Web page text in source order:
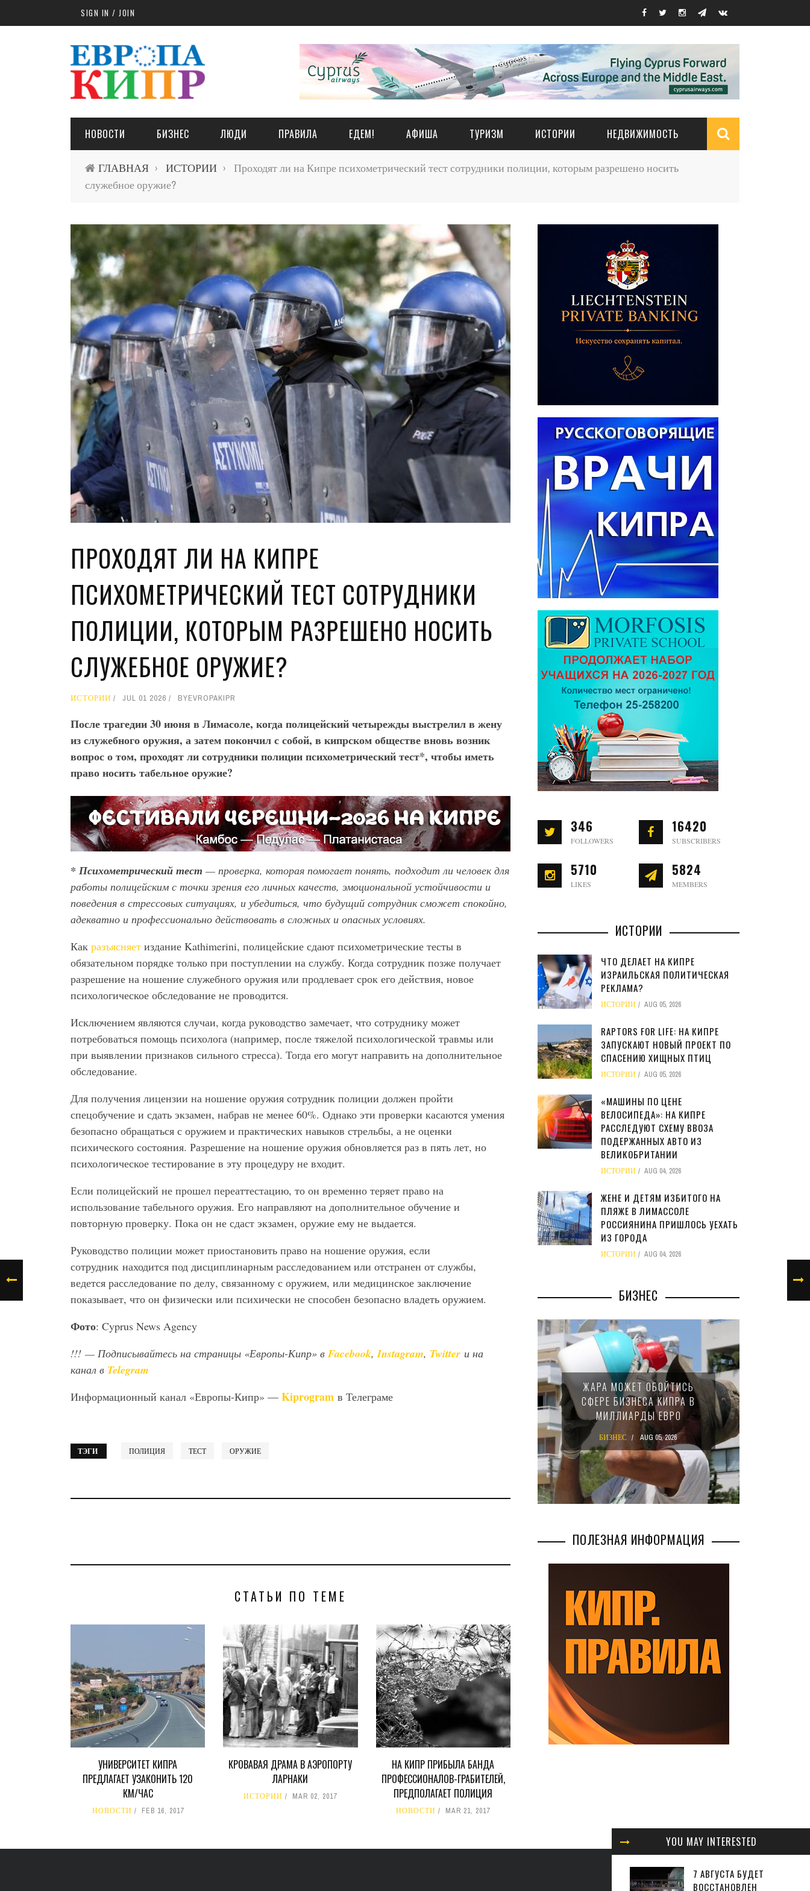
Skip to main contentSIGN IN / JOIN
НОВОСТИ БИЗНЕС ЛЮДИ ПРАВИЛА ЕДЕМ! АФИША ТУРИЗМ ИСТОРИИ НЕДВИЖИМОСТЬ
ГЛАВНАЯ › ИСТОРИИ ›
Проходят ли на Кипре психометрический тест сотрудники полиции, которым разрешено носить
служебное оружие?
ПРОХОДЯТ ЛИ НА КИПРЕ
ПСИХОМЕТРИЧЕСКИЙ ТЕСТ СОТРУДНИКИ
ПОЛИЦИИ, КОТОРЫМ РАЗРЕШЕНО НОСИТЬ
СЛУЖЕБНОЕ ОРУЖИЕ?
ИСТОРИИ JUL 01 2026 BYEVROPAKIPR
После трагедии 30 июня в Лимасоле, когда полицейский четырежды выстрелил в жену
из служебного оружия, а затем покончил с собой, в кипрском обществе вновь возник
вопрос о том, проходят ли сотрудники полиции психометрический тест*, чтобы иметь
право носить табельное оружие?
* Психометрический тест — проверка, которая помогает понять, подходит ли человек для
работы полицейским с точки зрения его личных качеств, эмоциональной устойчивости и
поведения в стрессовых ситуациях, и убедиться, что будущий сотрудник сможет спокойно,
адекватно и профессионально действовать в сложных и опасных условиях.
Как разъясняет издание Kathimerini, полицейские сдают психометрические тесты в
обязательном порядке только при поступлении на службу. Когда сотрудник позже получает
разрешение на ношение служебного оружия или продлевает срок его действия, новое
психологическое обследование не проводится.
Исключением являются случаи, когда руководство замечает, что сотруднику может
потребоваться помощь психолога (например, после тяжелой психологической травмы или
при выявлении признаков сильного стресса). Тогда его могут направить на дополнительное
обследование.
Для получения лицензии на ношение оружия сотрудник полиции должен пройти
спецобучение и сдать экзамен, набрав не менее 60%. Однако эти проверки касаются умения
безопасно обращаться с оружием и практических навыков стрельбы, а не оценки
психического состояния. Разрешение на ношение оружия обновляется раз в пять лет, но
психологическое тестирование в эту процедуру не входит.
Если полицейский не прошел переаттестацию, то он временно теряет право на
использование табельного оружия. Его направляют на дополнительное обучение и
повторную проверку. Пока он не сдаст экзамен, оружие ему не выдается.
Руководство полиции может приостановить право на ношение оружия, если
сотрудник находится под дисциплинарным расследованием или отстранен от службы,
ведется расследование по делу, связанному с оружием, или медицинское заключение
показывает, что он физически или психически не способен безопасно владеть оружием.
Фото: Cyprus News Agency
!!! — Подписывайтесь на страницы «Европы-Кипр» вFacebook,Instagram, Twitter и на
канал в Telegram
Информационный канал «Европы-Кипр» — Kiprogram в Телеграме
ТЭГИ ПОЛИЦИЯ ТЕСТ ОРУЖИЕ
СТАТЬИ ПО ТЕМЕ
УНИВЕРСИТЕТ КИПРА
ПРЕДЛАГАЕТ УЗАКОНИТЬ 120
КМ/ЧАС
НОВОСТИ FEB 16, 2017
КРОВАВАЯ ДРАМА В АЭРОПОРТУ
ЛАРНАКИ
ИСТОРИИ MAR 02, 2017
НА КИПР ПРИБЫЛА БАНДА
ПРОФЕССИОНАЛОВ-ГРАБИТЕЛЕЙ,
ПРЕДПОЛАГАЕТ ПОЛИЦИЯ
НОВОСТИ MAR 21, 2017
YOU MAY INTERESTED
7 АВГУСТА БУДЕТ
ВОССТАНОВЛЕН
346
FOLLOWERS
16420
SUBSCRIBERS
5710
LIKES
5824
MEMBERS
ИСТОРИИ
ЧТО ДЕЛАЕТ НА КИПРЕ
ИЗРАИЛЬСКАЯ ПОЛИТИЧЕСКАЯ
РЕКЛАМА?
ИСТОРИИ AUG 05, 2026
RAPTORS FOR LIFE: НА КИПРЕ
ЗАПУСКАЮТ НОВЫЙ ПРОЕКТ ПО
СПАСЕНИЮ ХИЩНЫХ ПТИЦ
ИСТОРИИ AUG 05, 2026
«МАШИНЫ ПО ЦЕНЕ
ВЕЛОСИПЕДА»: НА КИПРЕ
РАССЛЕДУЮТ СХЕМУ ВВОЗА
ПОДЕРЖАННЫХ АВТО ИЗ
ВЕЛИКОБРИТАНИИ
ИСТОРИИ AUG 04, 2026
ЖЕНЕ И ДЕТЯМ ИЗБИТОГО НА
ПЛЯЖЕ В ЛИМАССОЛЕ
РОССИЯНИНА ПРИШЛОСЬ УЕХАТЬ
ИЗ ГОРОДА
ИСТОРИИ AUG 04, 2026
БИЗНЕС
ЖАРА МОЖЕТ ОБОЙТИСЬ
СФЕРЕ БИЗНЕСА КИПРА В
МИЛЛИАРДЫ ЕВРО
БИЗНЕС AUG 05, 2026
ПОЛЕЗНАЯ ИНФОРМАЦИЯ